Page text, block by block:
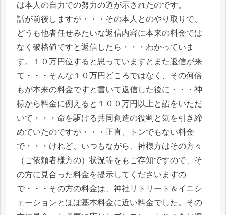
は本人の自力での努力の道が示されたのです。
話が前後しますが・・・その本人とのやり取りで、
どうも他者任せみたいな返信内容に本来の料金では
なく破格値ですと返信したら・・・わかっていま
す。１０万円位すると思っていますとまた返信が来
て・・・そんな１０万円どころではなく、その何倍
もが本来の料金ですと書いて返信した後に・・・神
様から料金に例えると１００万円以上と詔をいただ
いて・・・命を駆ける共同創造の役割と気を引き締
めていたのですが・・・正直、トンでもない料金
で・・・けれど、いつもながら、神様方はその方々
（ご依頼者様方の）状況等をもご存知ですので、そ
の方に見合った料金を提示してくださいますの
で・・・その方の料金は、神社リトリート＆イニシ
ェーションとほぼ基本料金に近い料金でした。その